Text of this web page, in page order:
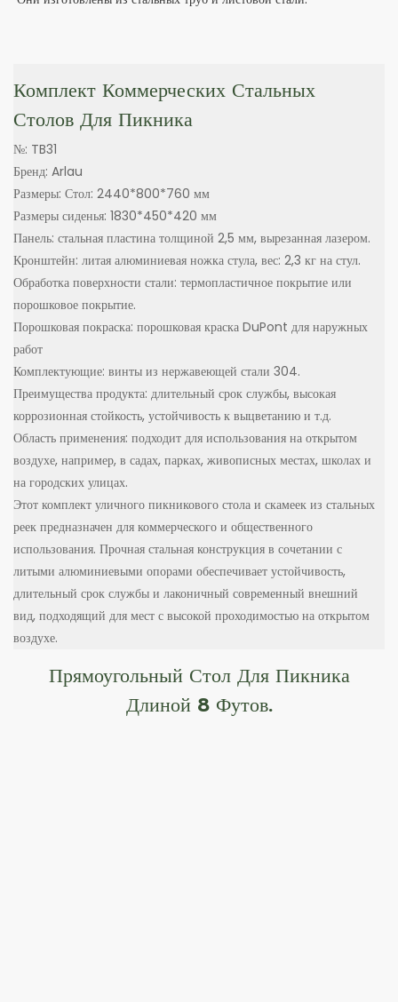
Комплект Коммерческих Стальных
Столов Для Пикника
№: TB31
Бренд: Arlau
Размеры: Стол: 2440*800*760 мм
Размеры сиденья: 1830*450*420 мм
Панель: стальная пластина толщиной 2,5 мм, вырезанная лазером.
Кронштейн: литая алюминиевая ножка стула, вес: 2,3 кг на стул.
Обработка поверхности стали: термопластичное покрытие или
порошковое покрытие.
Порошковая покраска: порошковая краска DuPont для наружных
работ
Комплектующие: винты из нержавеющей стали 304.
Преимущества продукта: длительный срок службы, высокая
коррозионная стойкость, устойчивость к выцветанию и т.д.
Область применения: подходит для использования на открытом
воздухе, например, в садах, парках, живописных местах, школах и
на городских улицах.
Этот комплект уличного пикникового стола и скамеек из стальных
реек предназначен для коммерческого и общественного
использования. Прочная стальная конструкция в сочетании с
литыми алюминиевыми опорами обеспечивает устойчивость,
длительный срок службы и лаконичный современный внешний
вид, подходящий для мест с высокой проходимостью на открытом
воздухе.
Прямоугольный Стол Для Пикника
Длиной 8 Футов.